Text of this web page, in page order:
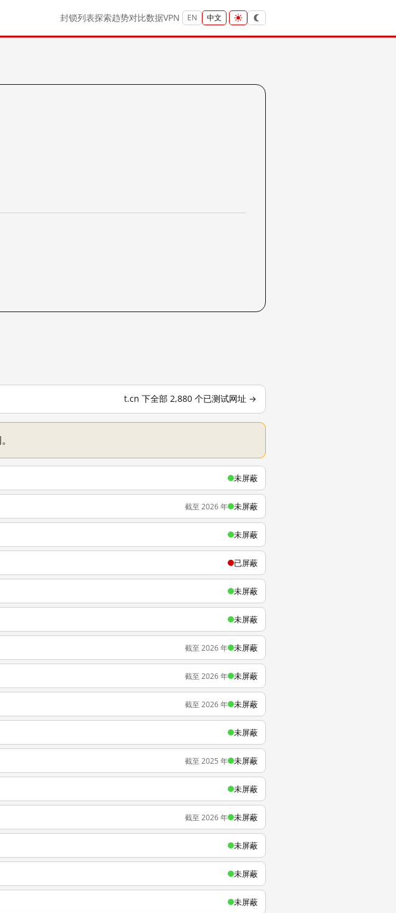
封锁列表探索趋势对比数据VPN EN 中文
t.cn 下全部 2,880 个已测试网址 →
未屏蔽
截至 2026 年 未屏蔽
未屏蔽
已屏蔽
未屏蔽
未屏蔽
截至 2026 年 未屏蔽
截至 2026 年 未屏蔽
截至 2026 年 未屏蔽
未屏蔽
截至 2025 年 未屏蔽
未屏蔽
截至 2026 年 未屏蔽
未屏蔽
未屏蔽
未屏蔽